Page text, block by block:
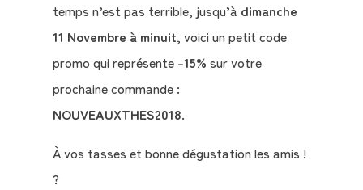
temps n’est pas terrible, jusqu’à dimanche
11 Novembre à minuit, voici un petit code
promo qui représente -15% sur votre
prochaine commande :
NOUVEAUXTHES2018.
À vos tasses et bonne dégustation les amis !
?